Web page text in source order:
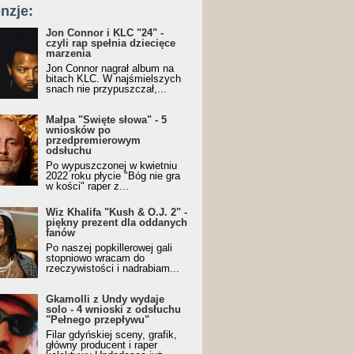
Jon Connor i KLC "24" -
czyli rap spełnia dziecięce
marzenia
Jon Connor nagrał album na
bitach KLC. W najśmielszych
snach nie przypuszczał,...
Małpa "Święte słowa" - 5
wniosków po
przedpremierowym
odsłuchu
Po wypuszczonej w kwietniu
2022 roku płycie "Bóg nie gra
w kości" raper z...
Wiz Khalifa "Kush & O.J. 2" -
piękny prezent dla oddanych
fanów
Po naszej popkillerowej gali
stopniowo wracam do
rzeczywistości i nadrabiam...
Gkamolli z Undy wydaje
solo - 4 wnioski z odsłuchu
"Pełnego przepływu"
Filar gdyńskiej sceny, grafik,
główny producent i raper